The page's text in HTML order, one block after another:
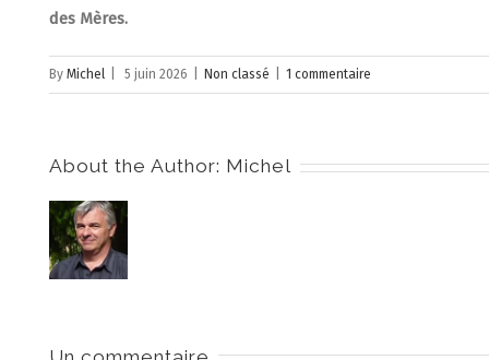
des Mères.
By Michel 5 juin 2026 Non classé 1 commentaire
About the Author: Michel